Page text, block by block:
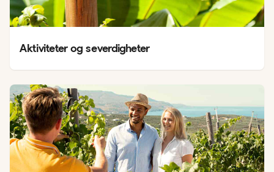
Aktiviteter og severdigheter